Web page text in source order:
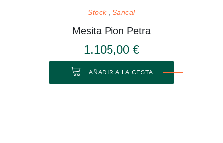
Stock Sancal
Mesita Pion Petra
1.105,00 €
AÑADIR A LA CESTA